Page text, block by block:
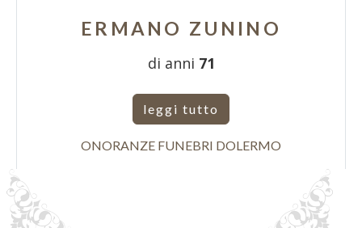
ERMANO ZUNINO
di anni 71
leggi tutto
ONORANZE FUNEBRI DOLERMO